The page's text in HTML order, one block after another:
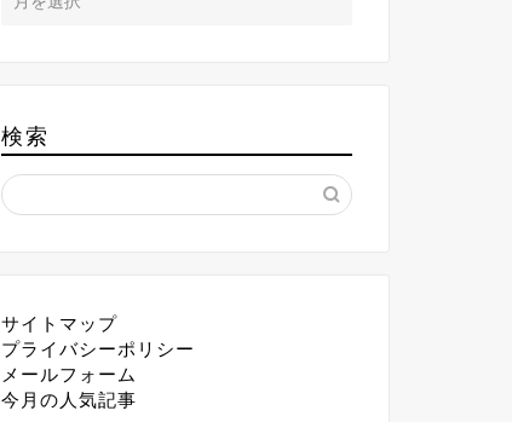
検索
サイトマップ
プライバシーポリシー
メールフォーム
今月の人気記事